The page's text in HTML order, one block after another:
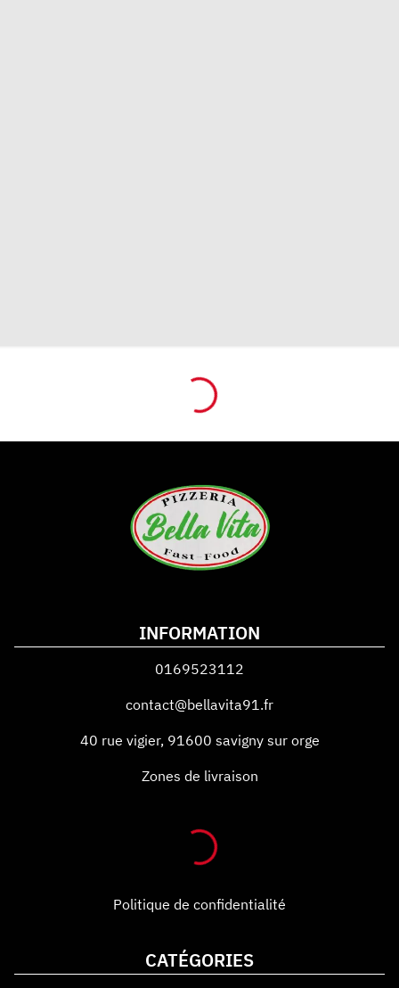
INFORMATION
0169523112
contact@bellavita91.fr
40 rue vigier, 91600 savigny sur orge
Zones de livraison
Politique de confidentialité
CATÉGORIES